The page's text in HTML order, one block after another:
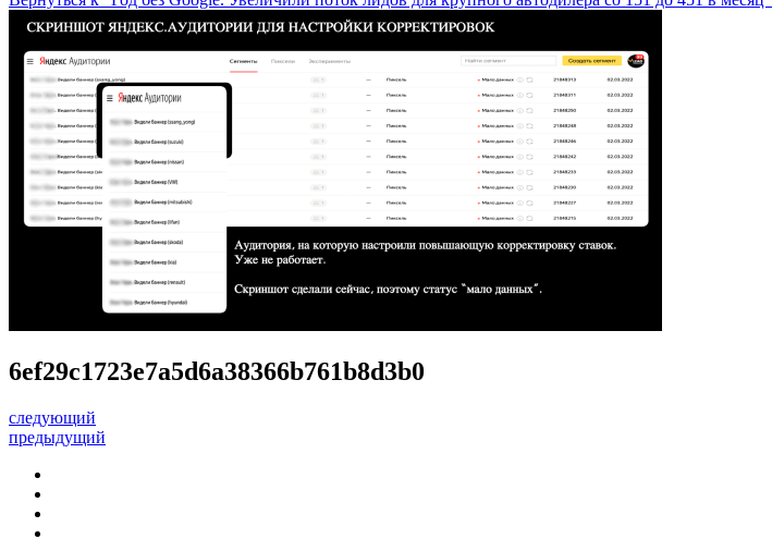
6ef29c1723e7a5d6a38366b761b8d3b0
следующий
предыдущий